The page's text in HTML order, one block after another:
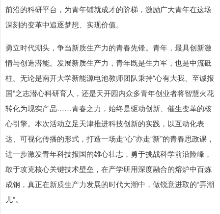
前沿的科研平台，为青年铺就成才的阶梯，激励广大青年在这场
深刻的变革中追逐梦想、实现价值。
勇立时代潮头，争当新质生产力的青春先锋。青年，最具创新激
情与创造潜能。发展新质生产力，青年既是生力军，也是中流砥
柱。无论是南开大学新能源电池教师团队秉持“心有大我、至诚报
国”之志潜心科研育人，还是天开园内众多青年创业者将智慧火花
转化为现实产品……青春之力，始终是驱动创新、催生变革的核
心引擎。本次活动立足天津推进科技创新的实践，以互动化表
达、可视化传播的形式，打造一场走“心”亦走“新”的青春思政课，
进一步激发青年科技报国的雄心壮志，勇于挑战科学前沿险峰，
敢于攻克核心关键技术壁垒，在产学研用深度融合的熔炉中百炼
成钢，真正在新质生产力发展的时代大潮中，做锐意进取的“弄潮
儿”。